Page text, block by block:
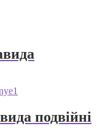
подвійні